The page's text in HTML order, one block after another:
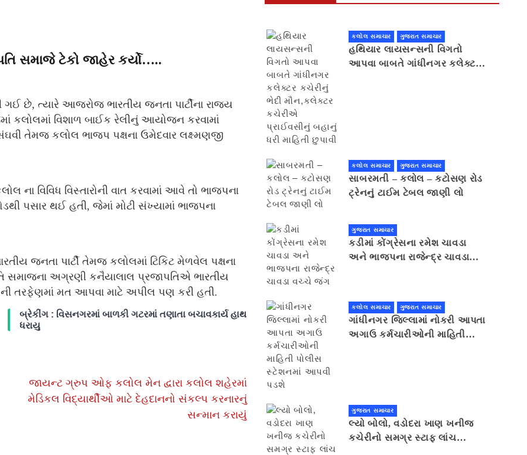
સમાજે ટેકો જાહેર કર્યો…..
છે, ત્યારે આજરોજ ભારતીય જનતા પાર્ટીના રાજ્ય
કલોલમાં વિશાળ બાઈક રેલીનું આયોજન કરવામાં
તેમજ કલોલ ભાજપ પક્ષના ઉમેદવાર લક્ષ્મણજી
ના વિવિધ વિસ્તારોની વાત કરવામાં આવે તો ભાજપના
પસાર થઈ હતી, જેમાં મોટી સંખ્યામાં ભાજપના
જનતા પાર્ટી તેમજ કલોલમાં ટિકિટ મેળવેલ પક્ષના
સમાજના અગ્રણી કનૈયાલાલ પ્રજાપતિએ ભારતીય
તરફેણમાં મત આપવા માટે અપીલ પણ કરી હતી.
બ્રેકીંગ : વિસનગરમાં બાળકી ગટરમાં તણાતા બચાવકાર્ય હાથ
ધરાયુ
જાયન્ટ ગ્રુપ ઓફ કલોલ મેન દ્વારા કલોલ શહેરમાં
મેડિકલ વિદ્યાર્થીઓ માટે દેહદાનનો સંકલ્પ કરનારનું
સન્માન કરાયું
કલોલ સમાચાર ગુજરાત સમાચાર
હથિયાર લાયસન્સની વિગતો
આપવા બાબતે ગાંધીનગર કલેક્ટર
કલોલ સમાચાર ગુજરાત સમાચાર
સાબરમતી – કલોલ – કટોસણ રોડ
ટ્રેનનું ટાઈમ ટેબલ જાણી લો
ગુજરાત સમાચાર
કડીમાં કોંગ્રેસના રમેશ ચાવડા
અને ભાજપના રાજેન્દ્ર ચાવડા
કલોલ સમાચાર ગુજરાત સમાચાર
ગાંધીનગર જિલ્લામાં નોકરી આપતા
અગાઉ કર્મચારીઓની માહિતી
ગુજરાત સમાચાર
લ્યો બોલો, વડોદરા ખાણ ખનીજ
કચેરીનો સમગ્ર સ્ટાફ લાંચ